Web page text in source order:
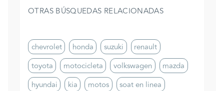
OTRAS BÚSQUEDAS RELACIONADAS
chevrolet honda suzuki
renault
toyota
motocicleta volkswagen
mazda
hyundai
kia motos
soat en linea